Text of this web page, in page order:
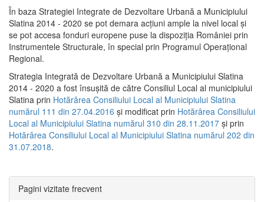
În baza Strategiei Integrate de Dezvoltare Urbană a Municipiului
Slatina 2014 - 2020 se pot demara acţiuni ample la nivel local şi
se pot accesa fonduri europene puse la dispoziţia României prin
Instrumentele Structurale, în special prin Programul Operațional
Regional.
Strategia Integrată de Dezvoltare Urbană a Municipiului Slatina
2014 - 2020 a fost însuşită de către Consiliul Local al municipiului
Slatina prin Hotărârea Consiliului Local al Municipiului Slatina
numărul 111 din 27.04.2016 și modificat prin Hotărârea Consiliului
Local al Municipiului Slatina numărul 310 din 28.11.2017 și prin
Hotărârea Consiliului Local al Municipiului Slatina numărul 202 din
31.07.2018.
Pagini vizitate frecvent